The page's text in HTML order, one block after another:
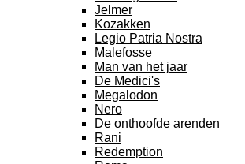
Jelmer
Kozakken
Legio Patria Nostra
Malefosse
Man van het jaar
De Medici's
Megalodon
Nero
De onthoofde arenden
Rani
Redemption